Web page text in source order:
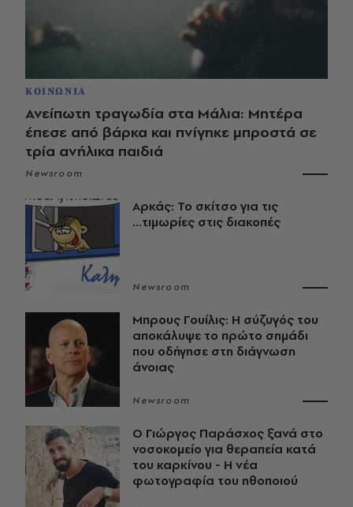
ΚΟΙΝΩΝΙΑ
Ανείπωτη τραγωδία στα Μάλια: Μητέρα
έπεσε από βάρκα και πνίγηκε μπροστά σε
τρία ανήλικα παιδιά
Newsroom
Αρκάς: Το σκίτσο για τις
...τιμωρίες στις διακοπές
Newsroom
Μπρους Γουίλις: Η σύζυγός του
αποκάλυψε το πρώτο σημάδι
που οδήγησε στη διάγνωση
άνοιας
Newsroom
O Γιώργος Παράσχος ξανά στο
νοσοκομείο για θεραπεία κατά
του καρκίνου - Η νέα
φωτογραφία του ηθοποιού